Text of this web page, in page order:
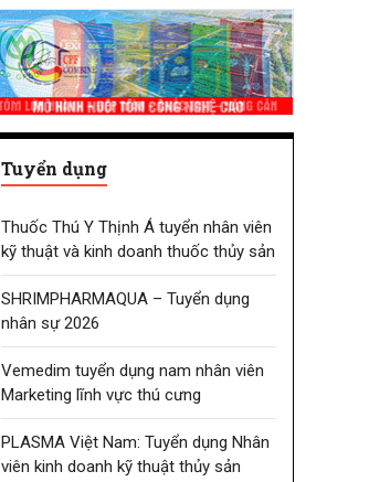
Tuyển dụng
Thuốc Thú Y Thịnh Á tuyển nhân viên
kỹ thuật và kinh doanh thuốc thủy sản
SHRIMPHARMAQUA – Tuyển dụng
nhân sự 2026
Vemedim tuyển dụng nam nhân viên
Marketing lĩnh vực thú cưng
PLASMA Việt Nam: Tuyển dụng Nhân
viên kinh doanh kỹ thuật thủy sản